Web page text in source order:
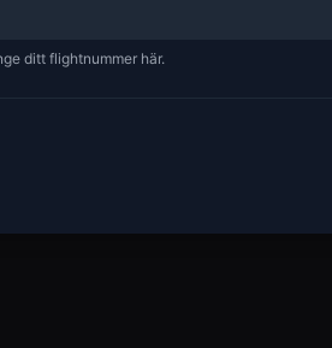
ditt flightnummer här.